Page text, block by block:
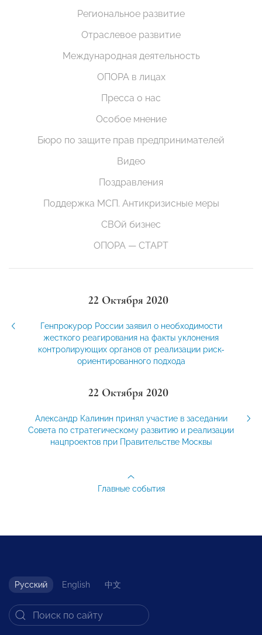
Региональное развитие
Отраслевое развитие
Международная деятельность
ОПОРА в лицах
Пресса о нас
Особое мнение
Бюро по защите прав предпринимателей
Видео
Поздравления
Поддержка МСП. Антикризисные меры
СВОй бизнес
ОПОРА — СТАРТ
22 Октября 2020
Генпрокурор России заявил о необходимости
жесткого реагирования на факты уклонения
контролирующих органов от реализации риск-
ориентированного подхода
22 Октября 2020
Александр Калинин принял участие в заседании
Совета по стратегическому развитию и реализации
нацпроектов при Правительстве Москвы
Главные события
Русский English 中文